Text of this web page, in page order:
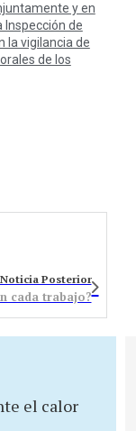
y en
Inspección de
la vigilancia de
de los
Noticia Posterior
cada trabajo?